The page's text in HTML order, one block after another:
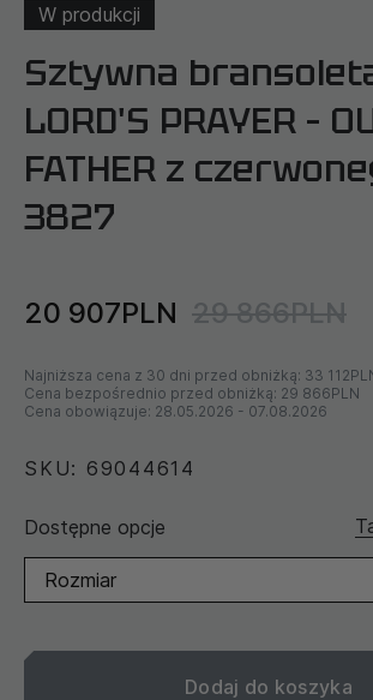
W produkcji
Sztywna
LORD'S PRAYER –
FATHER z
3827
20 907PLN 29 866PLN
Najniższa cena z 30 dni przed obniżką: 33
Cena bezpośrednio przed obniżką: 29 866PLN
Cena obowiązuje: 28.05.2026 - 07.08.2026
SKU: 69044614
Dostępne opcje
Rozmiar
Dodaj do koszyka